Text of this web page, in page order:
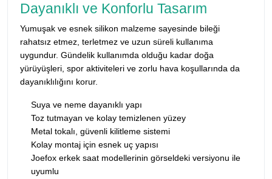
Dayanıklı ve Konforlu Tasarım
Yumuşak ve esnek silikon malzeme sayesinde bileği
rahatsız etmez, terletmez ve uzun süreli kullanıma
uygundur. Gündelik kullanımda olduğu kadar doğa
yürüyüşleri, spor aktiviteleri ve zorlu hava koşullarında da
dayanıklılığını korur.
Suya ve neme dayanıklı yapı
Toz tutmayan ve kolay temizlenen yüzey
Metal tokalı, güvenli kilitleme sistemi
Kolay montaj için esnek uç yapısı
Joefox erkek saat modellerinin görseldeki versiyonu ile
uyumlu